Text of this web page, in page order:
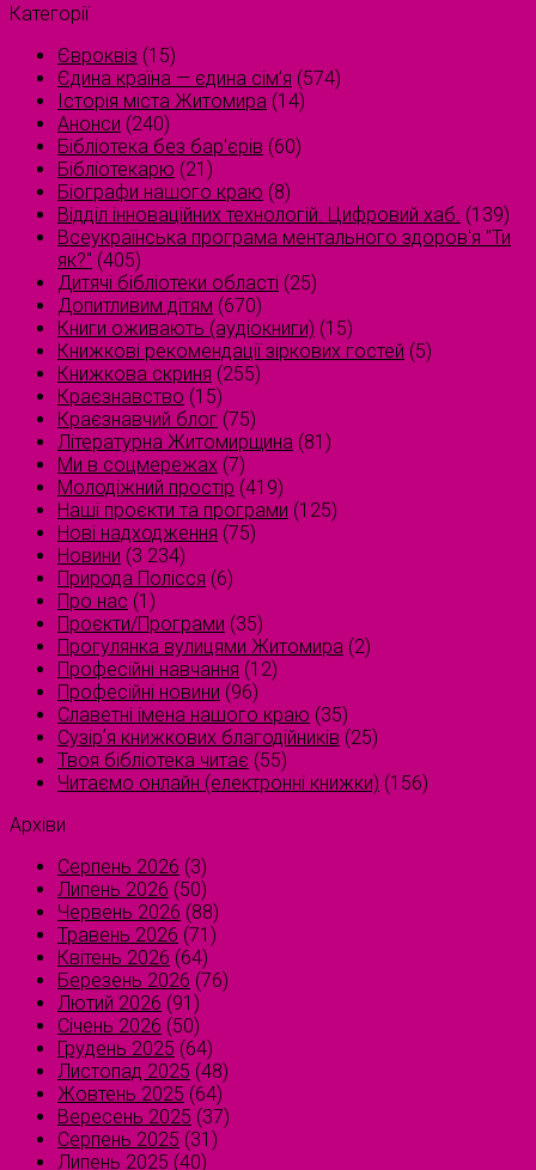
Категорії
Євроквіз (15)
Єдина країна — єдина сім’я (574)
Історія міста Житомира (14)
Анонси (240)
Бібліотека без бар'єрів (60)
Бібліотекарю (21)
Біографи нашого краю (8)
Відділ інноваційних технологій. Цифровий хаб. (139)
Всеукраїнська програма ментального здоров'я "Ти
як?" (405)
Дитячі бібліотеки області (25)
Допитливим дітям (670)
Книги оживають (аудіокниги) (15)
Книжкові рекомендації зіркових гостей (5)
Книжкова скриня (255)
Краєзнавство (15)
Краєзнавчий блог (75)
Літературна Житомирщина (81)
Ми в соцмережах (7)
Молодіжний простір (419)
Наші проєкти та програми (125)
Нові надходження (75)
Новини (3 234)
Природа Полісся (6)
Про нас (1)
Проєкти/Програми (35)
Прогулянка вулицями Житомира (2)
Професійні навчання (12)
Професійні новини (96)
Славетні імена нашого краю (35)
Сузірʼя книжкових благодійників (25)
Твоя бібліотека читає (55)
Читаємо онлайн (електронні книжки) (156)
Архіви
Серпень 2026 (3)
Липень 2026 (50)
Червень 2026 (88)
Травень 2026 (71)
Квітень 2026 (64)
Березень 2026 (76)
Лютий 2026 (91)
Січень 2026 (50)
Грудень 2025 (64)
Листопад 2025 (48)
Жовтень 2025 (64)
Вересень 2025 (37)
Серпень 2025 (31)
Липень 2025 (40)